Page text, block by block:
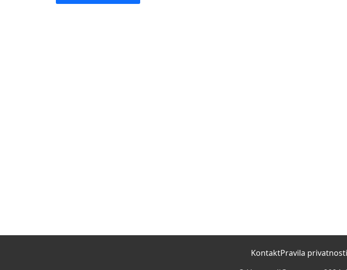
KontaktPravila privatnosti